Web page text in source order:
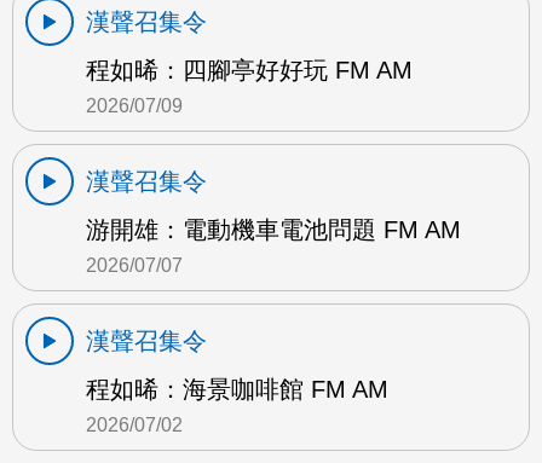
漢聲召集令
程如晞：四腳亭好好玩 FM AM
2026/07/09
漢聲召集令
游開雄：電動機車電池問題 FM AM
2026/07/07
漢聲召集令
程如晞：海景咖啡館 FM AM
2026/07/02